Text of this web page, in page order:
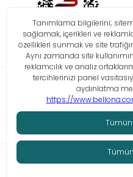
Bilgi Toplumu Hizmetleri
© Tüm hakları